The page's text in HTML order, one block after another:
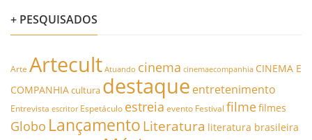
+ PESQUISADOS
Arte Artecult Atuando cinema cinemaecompanhia CINEMA E
COMPANHIAcultura destaque entretenimento
Entrevista escritor Espetáculo estreia evento Festival filmefilmes
Globo Lançamento Literatura literatura brasileira